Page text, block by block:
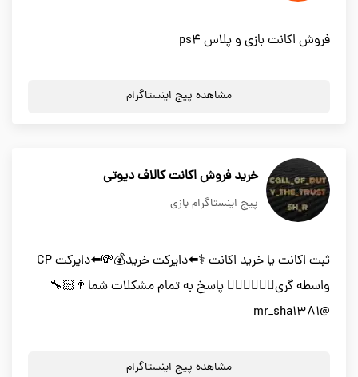
فروش اکانت بازی و پلاس ps4
مشاهده پیج اینستاگرام
خرید فروش اکانت کالاف دیوتی
پیج اینستاگرام بازی
ثبت اکانت یا خرید اکانت ⚕️⬅️دایرکت خرید💰💸⬅️دایرکت CP
واسطه گری💁🏻‍♀️💁🏻‍♂️ پاسخ به تمام مشکلات شما👨🏻‍🔧
@mr_sha1381
مشاهده پیج اینستاگرام